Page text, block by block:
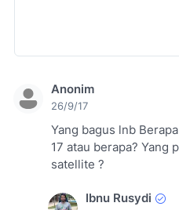
Anonim
26/9/17
Yang bagus lnb
17 atau berapa? Yang
satellite ?
Ibnu Rusydi